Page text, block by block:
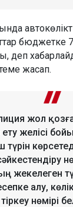
бюджетке
деп
жасап.
жол
желісі
жекелеген
алу,
нөмірі